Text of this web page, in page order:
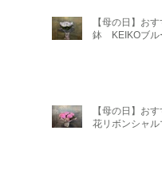
【母の日】お
鉢 KEIKOブル
【母の日】お
花リボンシャル